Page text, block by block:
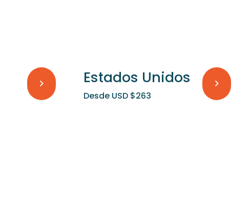
Estados Unidos
Desde USD $263